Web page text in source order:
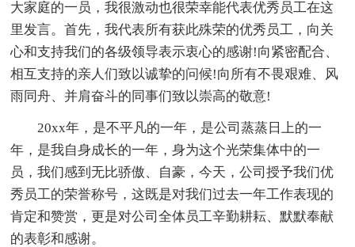
大家庭的一员，我很激动也很荣幸能代表优秀员工在这
里发言。首先，我代表所有获此殊荣的优秀员工，向关
心和支持我们的各级领导表示衷心的感谢!向紧密配合、
相互支持的亲人们致以诚挚的问候!向所有不畏艰难、风
雨同舟、并肩奋斗的同事们致以崇高的敬意!
20xx年，是不平凡的一年，是公司蒸蒸日上的一
年，是我自身成长的一年，身为这个光荣集体中的一
员，我们感到无比骄傲、自豪，今天，公司授予我们优
秀员工的荣誉称号，这既是对我们过去一年工作表现的
肯定和赞赏，更是对公司全体员工辛勤耕耘、默默奉献
的表彰和感谢。